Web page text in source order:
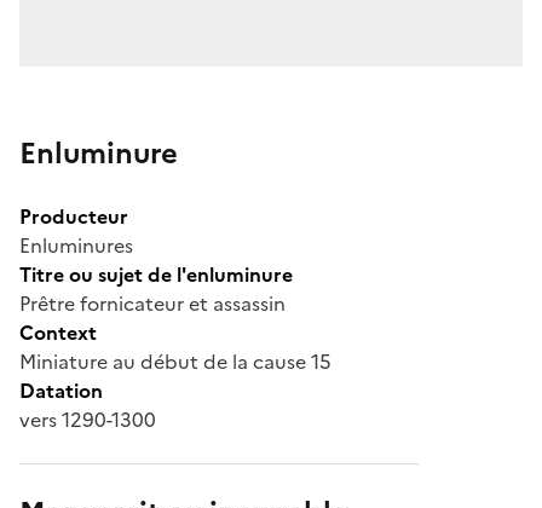
Enluminure
Producteur
Enluminures
Titre ou sujet de l'enluminure
Prêtre fornicateur et assassin
Context
Miniature au début de la cause 15
Datation
vers 1290-1300